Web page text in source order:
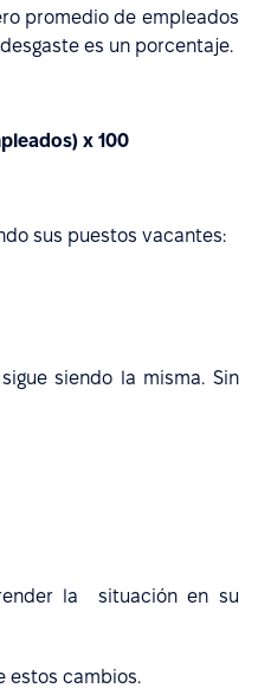
promedio de empleados
es un porcentaje.
x 100
sus puestos vacantes:
siendo la misma. Sin
la situación en su
estos cambios.